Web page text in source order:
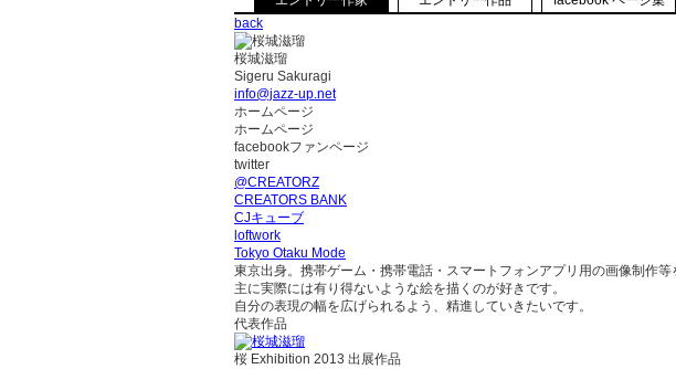
back
桜城滋瑠
Sigeru Sakuragi
info@jazz-up.net
ホームページ
ホームページ
facebookファンページ
twitter
@CREATORZ
CREATORS BANK
CJキューブ
loftwork
Tokyo Otaku Mode
東京出身。携帯ゲーム・携帯電話・スマートフォンアプリ用の画像制作等
主に実際には有り得ないような絵を描くのが好きです。
自分の表現の幅を広げられるよう、精進していきたいです。
代表作品
桜 Exhibition 2013 出展作品